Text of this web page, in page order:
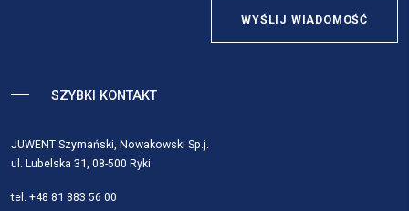
SZYBKI KONTAKT
JUWENT Szymański, Nowakowski Sp.j.
ul. Lubelska 31, 08-500 Ryki
tel. +48 81 883 56 00
WYŚLIJ WIADOMOŚĆ